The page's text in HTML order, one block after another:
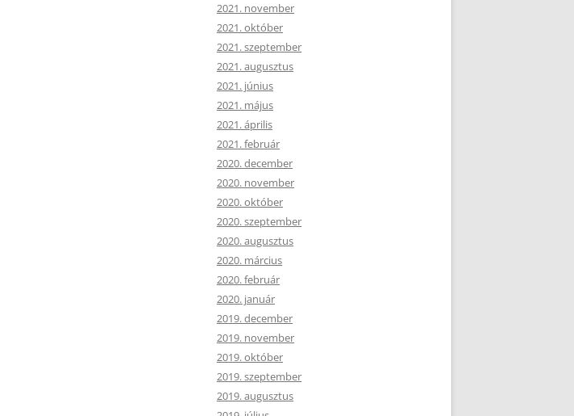
2021. november
2021. október
2021. szeptember
2021. augusztus
2021. június
2021. május
2021. április
2021. február
2020. december
2020. november
2020. október
2020. szeptember
2020. augusztus
2020. március
2020. február
2020. január
2019. december
2019. november
2019. október
2019. szeptember
2019. augusztus